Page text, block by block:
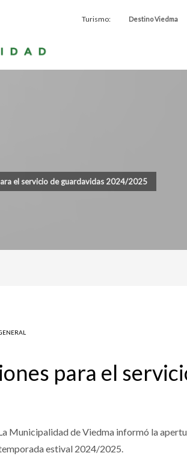
Turismo: Destino Viedma
el servicio de guardavidas 2024/2025
para el
Municipalidad de Viedma informó la
estival 2024/2025.